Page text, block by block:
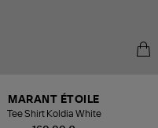
MARANT ÉTOILE
Tee Shirt Koldia White